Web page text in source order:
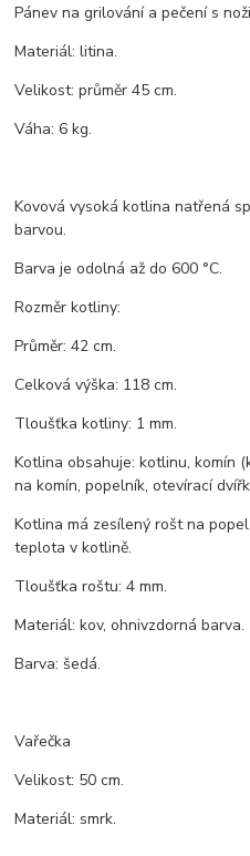
Pánev na grilování a pečení s
Materiál: litina.
Velikost: průměr 45 cm.
Váha: 6 kg.
Kovová vysoká kotlina natřená
barvou.
Barva je odolná až do 600 °C.
Rozměr kotliny:
Průměr: 42 cm.
Celková výška: 118 cm.
Tloušťka kotliny: 1 mm.
Kotlina obsahuje: kotlinu, komín
na komín, popelník, otevírací
Kotlina má zesílený rošt na
teplota v kotlině.
Tloušťka roštu: 4 mm.
Materiál: kov, ohnivzdorná barva.
Barva: šedá.
Vařečka
Velikost: 50 cm.
Materiál: smrk.